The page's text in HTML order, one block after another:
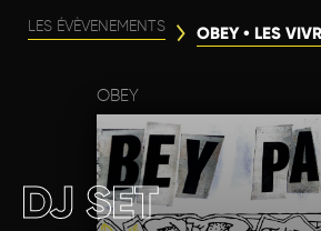
LES ÉVÈVENEMENTS OBEY • LES
OBEY
DJ SET